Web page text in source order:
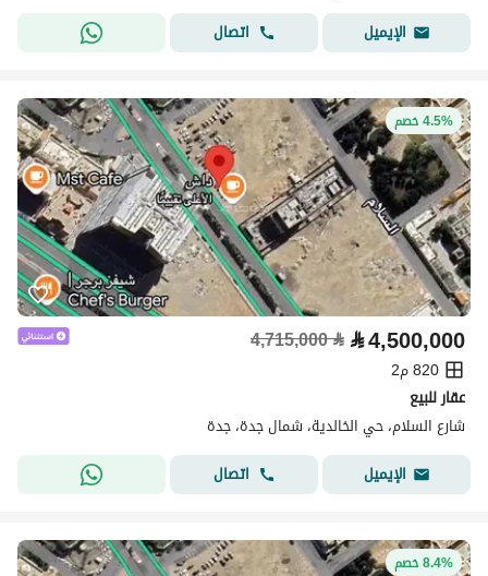
الإيميل
اتصال
4.5% خصم
⃁4,500,000
⃁
4,715,000
820 م2
عقار للبيع
شارع السلام، حي الخالدية، شمال جدة، جدة
الإيميل
اتصال
8.4% خصم